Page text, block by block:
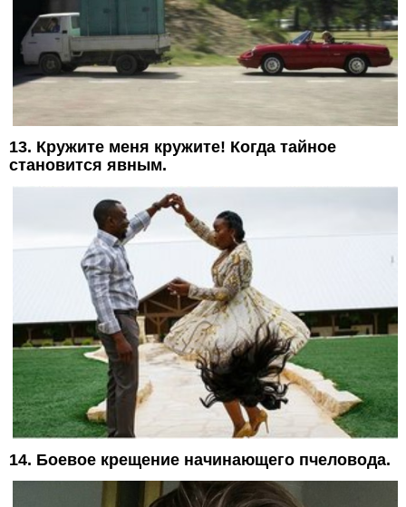
13. Кружите меня кружите! Когда тайное
становится явным.
14. Боевое крещение начинающего пчеловода.